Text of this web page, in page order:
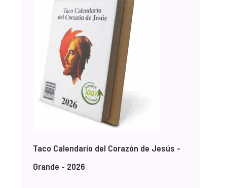
Taco Calendario del Corazón de Jesús -
Grande - 2026